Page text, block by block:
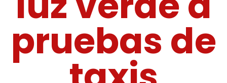
pruebas de